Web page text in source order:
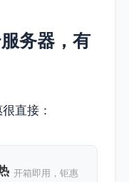
务器，有
直接：
开箱即用，钜惠